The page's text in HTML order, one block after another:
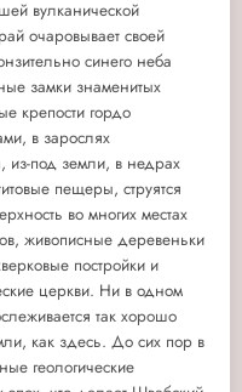
вулканической
очаровывает своей
синего неба
замки знаменитых
крепости гордо
в зарослях
из-под земли, в недрах
пещеры, струятся
во многих местах
живописные деревеньки
постройки и
церкви. Ни в одном
так хорошо
как здесь. До сих пор в
геологические